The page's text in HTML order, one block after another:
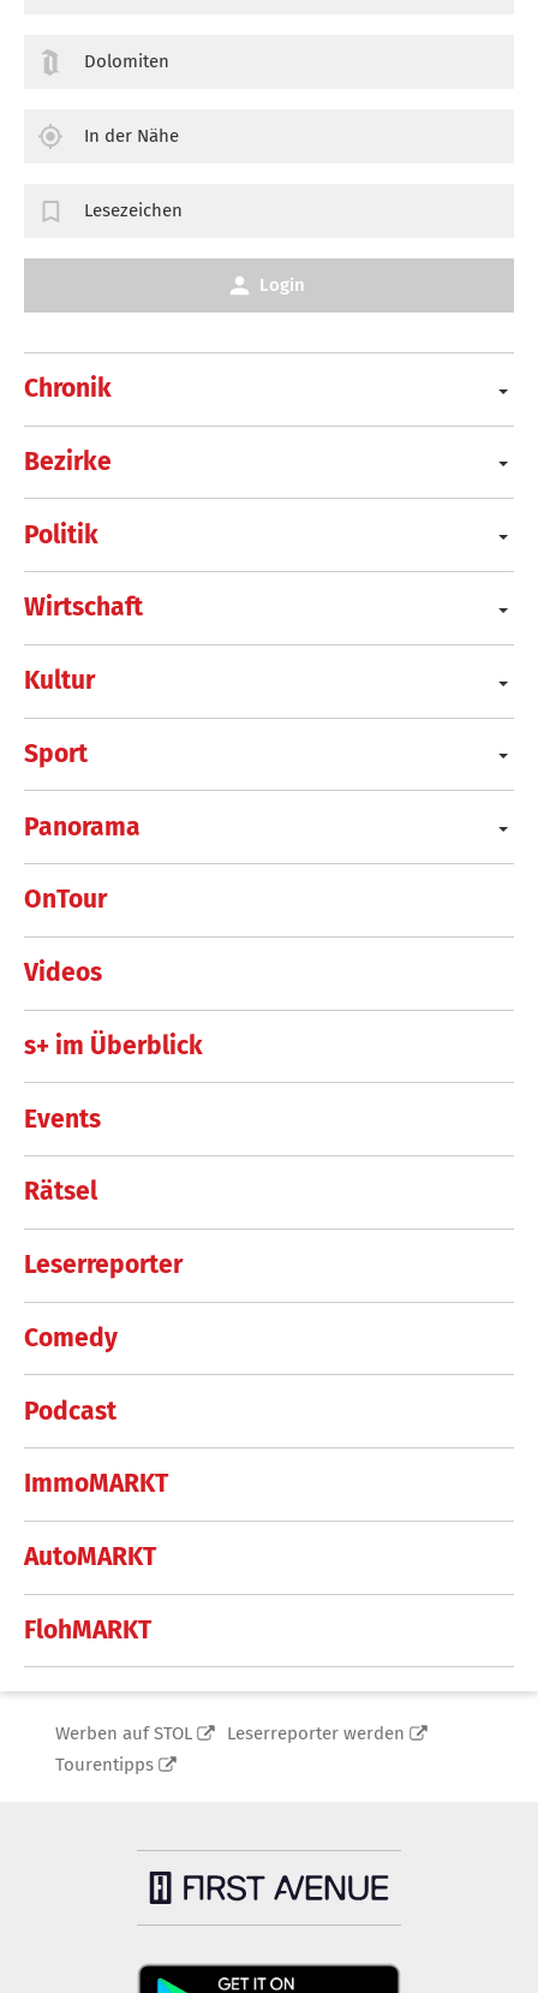
Chronik
Bezirke
Politik
Wirtschaft
Kultur
Sport
Panorama
OnTour
Videos
s+ im Überblick
Events
Rätsel
Leserreporter
Comedy
Podcast
ImmoMARKT
AutoMARKT
FlohMARKT
Dolomiten
In der Nähe
Lesezeichen
Login
Werben auf STOL
Leserreporter werden
Tourentipps